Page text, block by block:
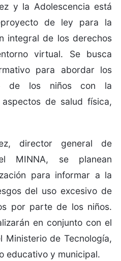
y la Adolescencia está
de ley para la
integral de los derechos
virtual. Se busca
para abordar los
de los niños con la
de salud física,
director general de
MINNA, se planean
para informar a la
del uso excesivo de
por parte de los niños.
en conjunto con el
Ministerio de Tecnología,
educativo y municipal.